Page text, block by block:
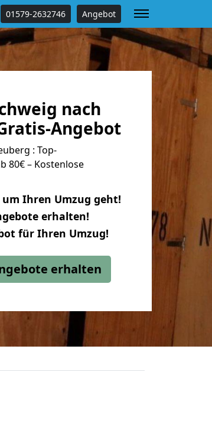
01579-2632746 Angebot
nach
Angebot
: Top-
80€ – Kostenlose
Ihren Umzug geht!
erhalten!
für Ihren Umzug!
erhalten